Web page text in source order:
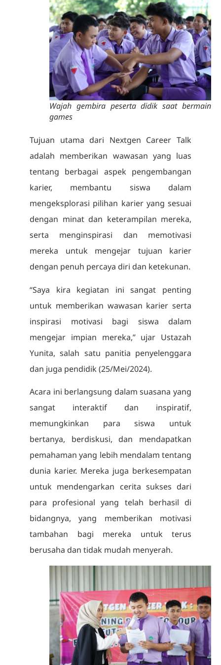
Wajah gembira peserta didik saat bermain
games
Tujuan utama dari Nextgen Career Talk
adalah memberikan wawasan yang luas
tentang berbagai aspek pengembangan
karier, membantu siswa dalam
mengeksplorasi pilihan karier yang sesuai
dengan minat dan keterampilan mereka,
serta menginspirasi dan memotivasi
mereka untuk mengejar tujuan karier
dengan penuh percaya diri dan ketekunan.
“Saya kira kegiatan ini sangat penting
untuk memberikan wawasan karier serta
inspirasi motivasi bagi siswa dalam
mengejar impian mereka,” ujar Ustazah
Yunita, salah satu panitia penyelenggara
dan juga pendidik (25/Mei/2024).
Acara ini berlangsung dalam suasana yang
sangat interaktif dan inspiratif,
memungkinkan para siswa untuk
bertanya, berdiskusi, dan mendapatkan
pemahaman yang lebih mendalam tentang
dunia karier. Mereka juga berkesempatan
untuk mendengarkan cerita sukses dari
para profesional yang telah berhasil di
bidangnya, yang memberikan motivasi
tambahan bagi mereka untuk terus
berusaha dan tidak mudah menyerah.